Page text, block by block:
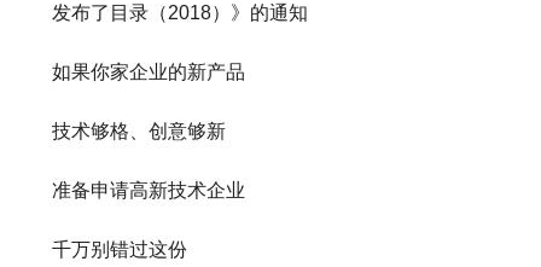
发布了目录（2018）》的通知
如果你家企业的新产品
技术够格、创意够新
准备申请高新技术企业
千万别错过这份